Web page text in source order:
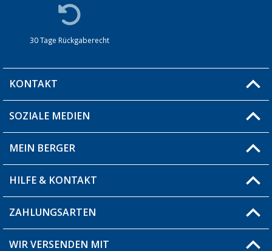
30 Tage Rückgaberecht
KONTAKT
Du hast eine Frage?
Filiale finden
SOZIALE MEDIEN
MEIN BERGER
Blog
Produkttester
HILFE & KONTAKT
Fragen & Antworten / FAQ
Versandinformationen
ZAHLUNGSARTEN
WIR VERSENDEN MIT